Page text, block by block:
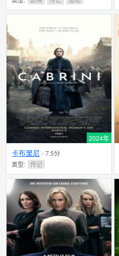
2024年
卡布里尼 - 7.5分
类型: 传记